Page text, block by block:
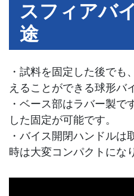
スフィアバ
途
・試料を固定した後でも
えることができる球形バ
・ベース部はラバー製で
した固定が可能です。
・バイス開閉ハンドルは
時は大変コンパクトにな